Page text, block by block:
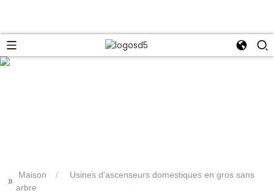
>> Maison
Usines d'ascenseurs domestiques en gros sans
arbre